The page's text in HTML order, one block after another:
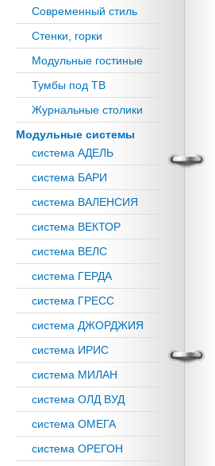
Современный стиль
Стенки, горки
Модульные гостиные
Тумбы под ТВ
Журнальные столики
Модульные системы
система АДЕЛЬ
система БАРИ
система ВАЛЕНСИЯ
система ВЕКТОР
система ВЕЛС
система ГЕРДА
система ГРЕСС
система ДЖОРДЖИЯ
система ИРИС
система МИЛАН
система ОЛД ВУД
система ОМЕГА
система ОРЕГОН